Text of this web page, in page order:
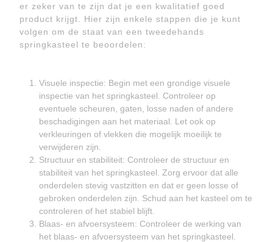
er zeker van te zijn dat je een kwalitatief goed
product krijgt. Hier zijn enkele stappen die je kunt
volgen om de staat van een tweedehands
springkasteel te beoordelen:
Visuele inspectie: Begin met een grondige visuele
inspectie van het springkasteel. Controleer op
eventuele scheuren, gaten, losse naden of andere
beschadigingen aan het materiaal. Let ook op
verkleuringen of vlekken die mogelijk moeilijk te
verwijderen zijn.
Structuur en stabiliteit: Controleer de structuur en
stabiliteit van het springkasteel. Zorg ervoor dat alle
onderdelen stevig vastzitten en dat er geen losse of
gebroken onderdelen zijn. Schud aan het kasteel om te
controleren of het stabiel blijft.
Blaas- en afvoersysteem: Controleer de werking van
het blaas- en afvoersysteem van het springkasteel.